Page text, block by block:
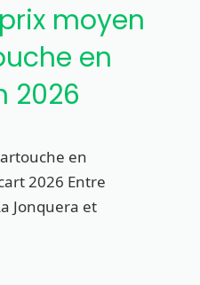
moyen
en
2026
en
2026 Entre
Jonquera et